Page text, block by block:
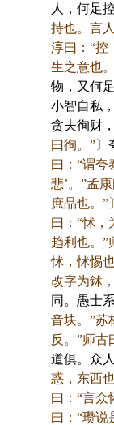
人，何足
持也。言
淳曰：“控
生之意也
物，又何
小智自私
贪夫徇财
曰徇。”〕
曰：“谓夸
悲’。”孟
庶品也。”
曰：“怵，
趋利也。”
怵，怵惕
改字为鉥
同。愚士
音块。”苏
反。”师古
道俱。众
惑，东西
曰：“言众
曰：“瓒说